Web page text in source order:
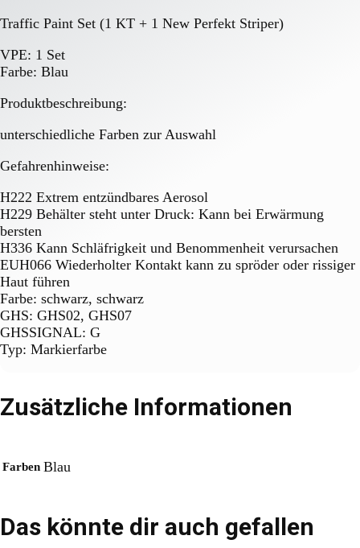
Traffic Paint Set (1 KT + 1 New Perfekt Striper)
VPE: 1 Set
Farbe: Blau
Produktbeschreibung:
unterschiedliche Farben zur Auswahl
Gefahrenhinweise:
H222 Extrem entzündbares Aerosol
H229 Behälter steht unter Druck: Kann bei Erwärmung
bersten
H336 Kann Schläfrigkeit und Benommenheit verursachen
EUH066 Wiederholter Kontakt kann zu spröder oder rissiger
Haut führen
Farbe: schwarz, schwarz
GHS: GHS02, GHS07
GHSSIGNAL: G
Typ: Markierfarbe
Zusätzliche Informationen
Farben Blau
Das könnte dir auch gefallen